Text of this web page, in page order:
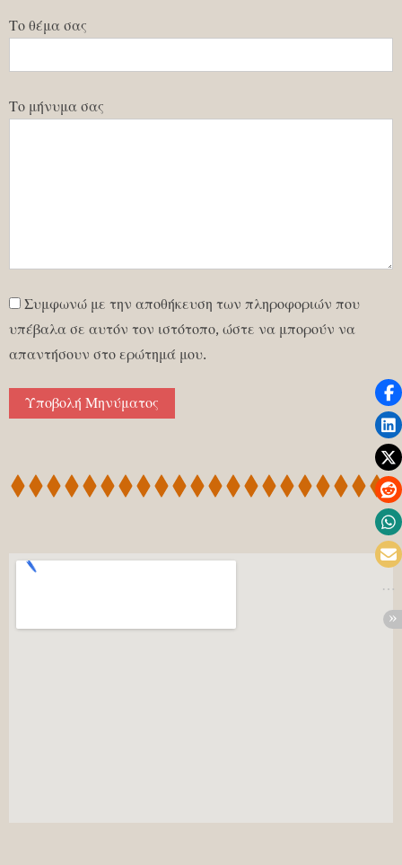
Το θέμα σας
Το μήνυμα σας
Συμφωνώ με την αποθήκευση των πληροφοριών που
υπέβαλα σε αυτόν τον ιστότοπο, ώστε να μπορούν να
απαντήσουν στο ερώτημά μου.
Υποβολή Μηνύματος